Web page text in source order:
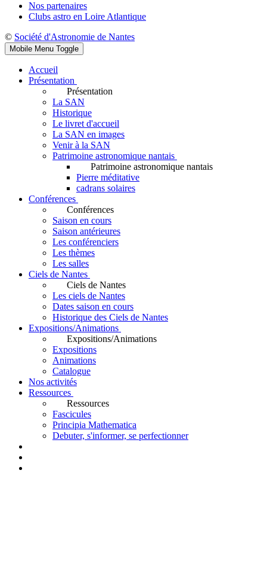
Nos partenaires
Clubs astro en Loire Atlantique
© Société d'Astronomie de Nantes
Mobile Menu Toggle
Accueil
Présentation
Présentation
La SAN
Historique
Le livret d'accueil
La SAN en images
Venir à la SAN
Patrimoine astronomique nantais
Patrimoine astronomique nantais
Pierre méditative
cadrans solaires
Conférences
Conférences
Saison en cours
Saison antérieures
Les conférenciers
Les thèmes
Les salles
Ciels de Nantes
Ciels de Nantes
Les ciels de Nantes
Dates saison en cours
Historique des Ciels de Nantes
Expositions/Animations
Expositions/Animations
Expositions
Animations
Catalogue
Nos activités
Ressources
Ressources
Fascicules
Principia Mathematica
Debuter, s'informer, se perfectionner